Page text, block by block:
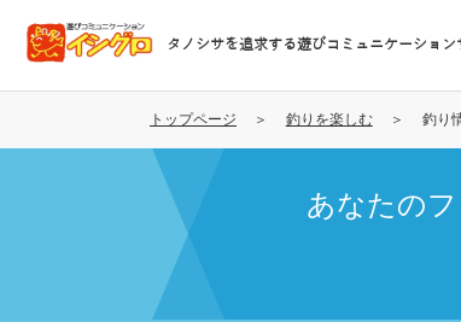
コ
テ
タノシサを追求する遊びコミュニケーション
トップページ 釣りを楽しむ 釣り
あなたの